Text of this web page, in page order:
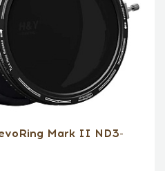
Mark II ND3-